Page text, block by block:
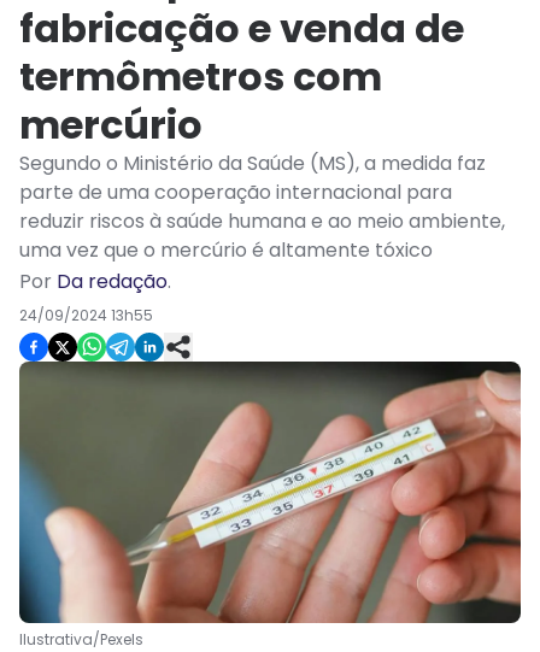
fabricação e venda de
termômetros com
mercúrio
Segundo o Ministério da Saúde (MS), a medida faz
parte de uma cooperação internacional para
reduzir riscos à saúde humana e ao meio ambiente,
uma vez que o mercúrio é altamente tóxico
Por Da redação.
24/09/2024 13h55
Ilustrativa/Pexels